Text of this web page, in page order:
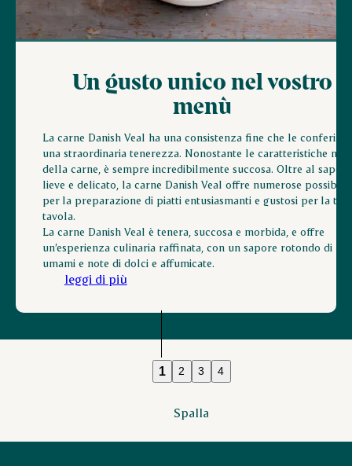
Un gusto unico nel vostro
menù
La carne Danish Veal ha una consistenza fine che le conferisce
una straordinaria tenerezza. Nonostante le caratteristiche
della carne, è sempre incredibilmente succosa. Oltre al sapore
lieve e delicato, la carne Danish Veal offre numerose
per la preparazione di piatti entusiasmanti e gustosi per la tua
tavola.
La carne Danish Veal è tenera, succosa e morbida, e offre
un’esperienza culinaria raffinata, con un sapore rotondo di
umami e note di dolci e affumicate.
leggi di più
1 2 3 4
Spalla